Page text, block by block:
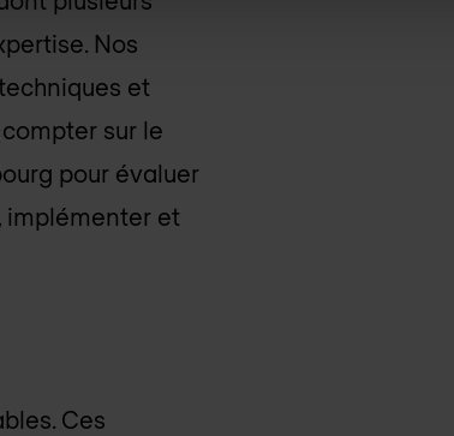
Nos
et
sur le
pour évaluer
implémenter et
Ces